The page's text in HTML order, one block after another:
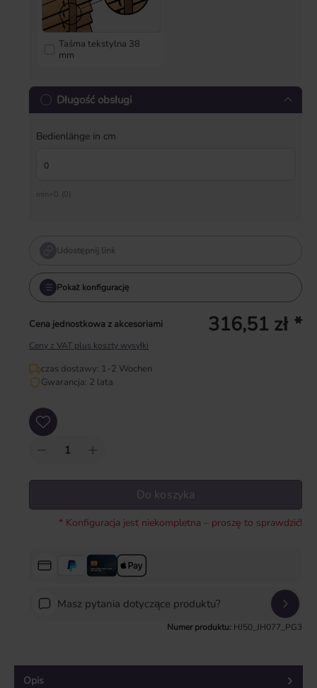
Taśma tekstylna 38
mm
Długość obsługi
Bedienlänge in cm
min=0 (0)
Udostępnij link
Pokaż konfigurację
Cena jednostkowa z akcesoriami 316,51 zł *
Ceny z VAT plus koszty wysyłki
czas dostawy: 1-2 Wochen
Gwarancja: 2 lata
Ilość produktu: Wprowadź żądaną ilość lub użyj przycisków, aby zwiększyć lub
Do koszyka
* Konfiguracja jest niekompletna – proszę to sprawdzić!
Masz pytania dotyczące produktu?
Numer produktu: HJ50_JH077_PG3
Opis